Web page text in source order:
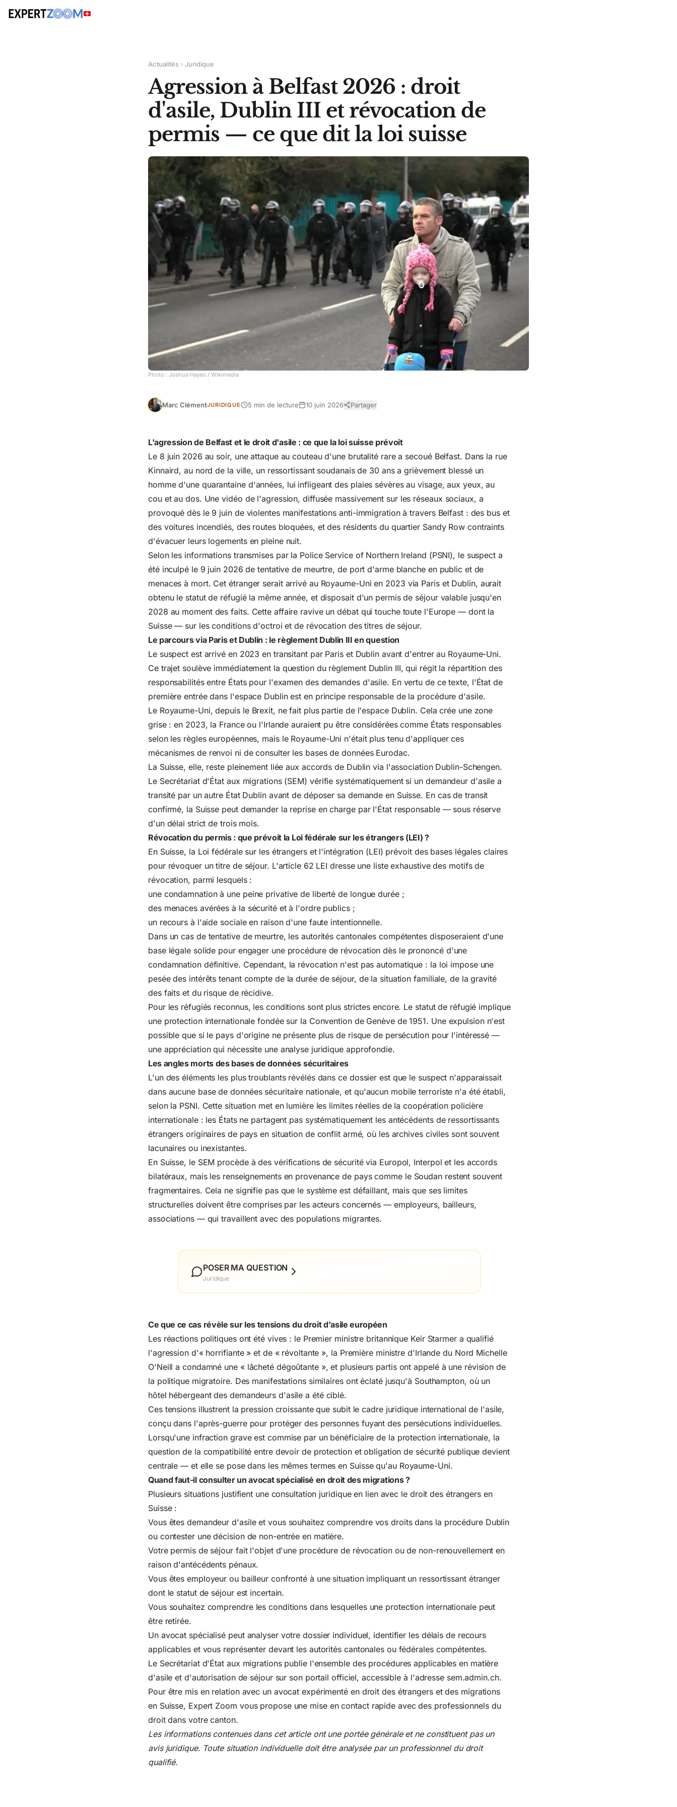
Actualités Juridique
Agression à Belfast 2026 : droit
d'asile, Dublin III et révocation de
permis — ce que dit la loi suisse
Photo : Joshua Hayes / Wikimedia
Marc ClémentJURIDIQUE 5 min de lecture 10 juin 2026 Partager
L'agression de Belfast et le droit d'asile : ce que la loi suisse prévoit
Le 8 juin 2026 au soir, une attaque au couteau d'une brutalité rare a secoué Belfast. Dans la rue
Kinnaird, au nord de la ville, un ressortissant soudanais de 30 ans a grièvement blessé un
homme d'une quarantaine d'années, lui infligeant des plaies sévères au visage, aux yeux, au
cou et au dos. Une vidéo de l'agression, diffusée massivement sur les réseaux sociaux, a
provoqué dès le 9 juin de violentes manifestations anti-immigration à travers Belfast : des bus et
des voitures incendiés, des routes bloquées, et des résidents du quartier Sandy Row contraints
d'évacuer leurs logements en pleine nuit.
Selon les informations transmises par la Police Service of Northern Ireland (PSNI), le suspect a
été inculpé le 9 juin 2026 de tentative de meurtre, de port d'arme blanche en public et de
menaces à mort. Cet étranger serait arrivé au Royaume-Uni en 2023 via Paris et Dublin, aurait
obtenu le statut de réfugié la même année, et disposait d'un permis de séjour valable jusqu'en
2028 au moment des faits. Cette affaire ravive un débat qui touche toute l'Europe — dont la
Suisse — sur les conditions d'octroi et de révocation des titres de séjour.
Le parcours via Paris et Dublin : le règlement Dublin III en question
Le suspect est arrivé en 2023 en transitant par Paris et Dublin avant d'entrer au Royaume-Uni.
Ce trajet soulève immédiatement la question du règlement Dublin III, qui régit la répartition des
responsabilités entre États pour l'examen des demandes d'asile. En vertu de ce texte, l'État de
première entrée dans l'espace Dublin est en principe responsable de la procédure d'asile.
Le Royaume-Uni, depuis le Brexit, ne fait plus partie de l'espace Dublin. Cela crée une zone
grise : en 2023, la France ou l'Irlande auraient pu être considérées comme États responsables
selon les règles européennes, mais le Royaume-Uni n'était plus tenu d'appliquer ces
mécanismes de renvoi ni de consulter les bases de données Eurodac.
La Suisse, elle, reste pleinement liée aux accords de Dublin via l'association Dublin-Schengen.
Le Secrétariat d'État aux migrations(SEM) vérifie systématiquement si un demandeur d'asile a
transité par un autre État Dublin avant de déposer sa demande en Suisse. En cas de transit
confirmé, la Suisse peut demander la reprise en charge par l'État responsable — sous réserve
d'un délai strict de trois mois.
Révocation du permis : que prévoit la Loi fédérale sur les étrangers (LEI) ?
En Suisse, la Loi fédérale sur les étrangers et l'intégration (LEI) prévoit des bases légales claires
pour révoquer un titre de séjour. L'article 62 LEI dresse une liste exhaustive des motifs de
révocation, parmi lesquels :
une condamnation à une peine privative de liberté de longue durée ;
des menaces avérées à la sécurité et à l'ordre publics ;
un recours à l'aide sociale en raison d'une faute intentionnelle.
Dans un cas de tentative de meurtre, les autorités cantonales compétentes disposeraient d'une
base légale solide pour engager une procédure de révocation dès le prononcé d'une
condamnation définitive. Cependant, la révocation n'est pas automatique : la loi impose une
pesée des intérêts tenant compte de la durée de séjour, de la situation familiale, de la gravité
des faits et du risque de récidive.
Pour les réfugiés reconnus, les conditions sont plus strictes encore. Le statut de réfugié implique
une protection internationale fondée sur la Convention de Genève de 1951. Une expulsion n'est
possible que si le pays d'origine ne présente plus de risque de persécution pour l'intéressé —
une appréciation qui nécessite une analyse juridique approfondie.
Les angles morts des bases de données sécuritaires
L'un des éléments les plus troublants révélés dans ce dossier est que le suspect n'apparaissait
dans aucune base de données sécuritaire nationale, et qu'aucun mobile terroriste n'a été établi,
selon la PSNI. Cette situation met en lumière les limites réelles de la coopération policière
internationale : les États ne partagent pas systématiquement les antécédents de ressortissants
étrangers originaires de pays en situation de conflit armé, où les archives civiles sont souvent
lacunaires ou inexistantes.
En Suisse, le SEM procède à des vérifications de sécurité via Europol, Interpol et les accords
bilatéraux, mais les renseignements en provenance de pays comme le Soudan restent souvent
fragmentaires. Cela ne signifie pas que le système est défaillant, mais que ses limites
structurelles doivent être comprises par les acteurs concernés — employeurs, bailleurs,
associations — qui travaillent avec des populations migrantes.
POSER MA QUESTION
Juridique
Ce que ce cas révèle sur les tensions du droit d'asile européen
Les réactions politiques ont été vives : le Premier ministre britannique Keir Starmer a qualifié
l'agression d'« horrifiante » et de « révoltante », la Première ministre d'Irlande du Nord Michelle
O'Neill a condamné une « lâcheté dégoûtante », et plusieurs partis ont appelé à une révision de
la politique migratoire. Des manifestations similaires ont éclaté jusqu'à Southampton, où un
hôtel hébergeant des demandeurs d'asile a été ciblé.
Ces tensions illustrent la pression croissante que subit le cadre juridique international de l'asile,
conçu dans l'après-guerre pour protéger des personnes fuyant des persécutions individuelles.
Lorsqu'une infraction grave est commise par un bénéficiaire de la protection internationale, la
question de la compatibilité entre devoir de protection et obligation de sécurité publique devient
centrale — et elle se pose dans les mêmes termes en Suisse qu'au Royaume-Uni.
Quand faut-il consulter un avocat spécialisé en droit des migrations ?
Plusieurs situations justifient une consultation juridique en lien avec le droit des étrangers en
Suisse :
Vous êtes demandeur d'asile et vous souhaitez comprendre vos droits dans la procédure Dublin
ou contester une décision de non-entrée en matière.
Votre permis de séjour fait l'objet d'une procédure de révocation ou de non-renouvellement en
raison d'antécédents pénaux.
Vous êtes employeur ou bailleur confronté à une situation impliquant un ressortissant étranger
dont le statut de séjour est incertain.
Vous souhaitez comprendre les conditions dans lesquelles une protection internationale peut
être retirée.
Un avocat spécialisé peut analyser votre dossier individuel, identifier les délais de recours
applicables et vous représenter devant les autorités cantonales ou fédérales compétentes.
Le Secrétariat d'État aux migrations publie l'ensemble des procédures applicables en matière
d'asile et d'autorisation de séjour sur son portail officiel, accessible à l'adresse sem.admin.ch.
Pour être mis en relation avec un avocat expérimenté en droit des étrangers et des migrations
en Suisse, Expert Zoom vous propose une mise en contact rapide avec des professionnels du
droit dans votre canton.
Les informations contenues dans cet article ont une portée générale et ne constituent pas un
avis juridique. Toute situation individuelle doit être analysée par un professionnel du droit
qualifié.